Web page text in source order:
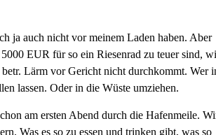
ja auch nicht vor meinem Laden haben. Aber
EUR für so ein Riesenrad zu teuer sind,
Lärm vor Gericht nicht durchkommt. Wer
lassen. Oder in die Wüste umziehen.
am ersten Abend durch die Hafenmeile.
Was es so zu essen und trinken gibt, was so